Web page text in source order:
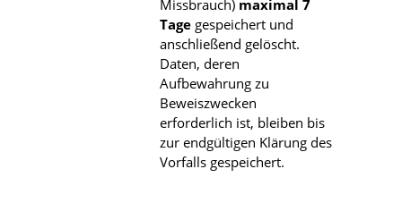
Missbrauch) maximal 7
Tage gespeichert und
anschließend gelöscht.
Daten, deren
Aufbewahrung zu
Beweiszwecken
erforderlich ist, bleiben bis
zur endgültigen Klärung des
Vorfalls gespeichert.